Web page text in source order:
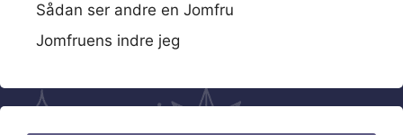
Sådan ser andre en Jomfru
Jomfruens indre jeg